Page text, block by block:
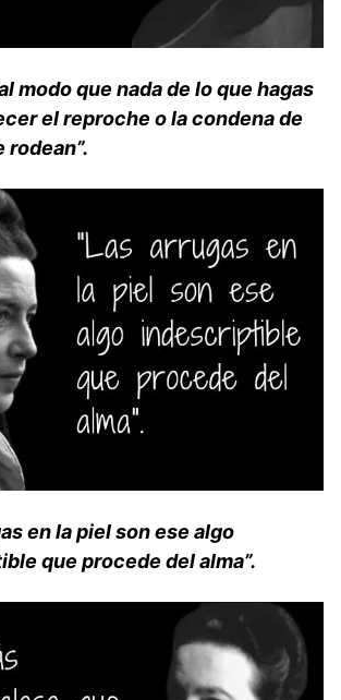
modo que nada de lo que hagas
el reproche o la condena de
rodean”.
en la piel son ese algo
que procede del alma”.